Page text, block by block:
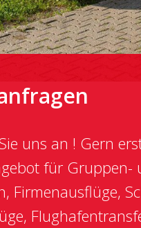
uns an ! Gern
für Gruppen-
Firmenausflüge,